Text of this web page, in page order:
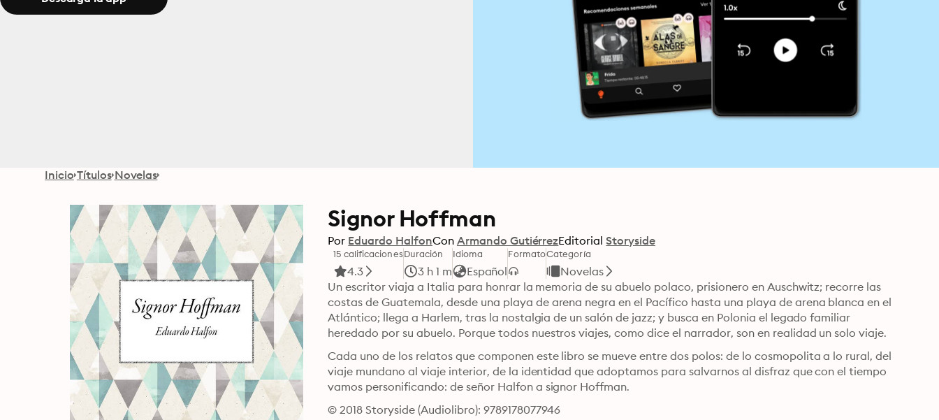
Inicio Títulos Novelas
Signor Hoffman
Por Eduardo HalfonCon Armando GutiérrezEditorial Storyside
15 calificaciones
4.3
Duración
3 h 1 m
Idioma
Español
FormatoCategoría
Novelas
Un escritor viaja a Italia para honrar la memoria de su abuelo polaco, prisionero en Auschwitz; recorre las
costas de Guatemala, desde una playa de arena negra en el Pacífico hasta una playa de arena blanca en el
Atlántico; llega a Harlem, tras la nostalgia de un salón de jazz; y busca en Polonia el legado familiar
Cada uno de los relatos que componen este libro se mueve entre dos polos: de lo cosmopolita a lo rural, del
viaje mundano al viaje interior, de la identidad que adoptamos para salvarnos al disfraz que con el tiempo
vamos personificando: de señor Halfon a signor Hoffman.
© 2018 Storyside (Audiolibro): 9789178077946